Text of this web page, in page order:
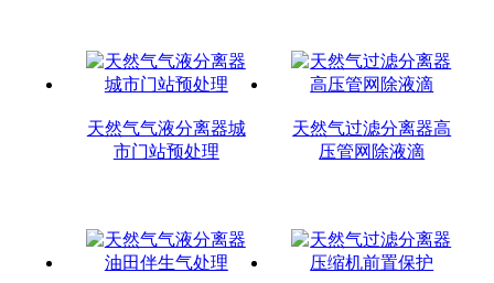
天然气气液分离器城
市门站预处理
天然气过滤分离器高
压管网除液滴